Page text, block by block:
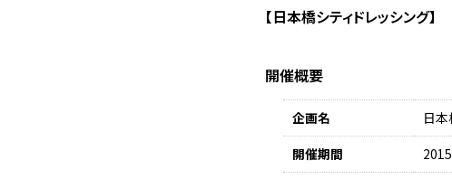
【日本橋シティドレッシング】
開催概要
企画名
日本
開催期間